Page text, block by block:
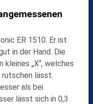
ER 1510. Er ist
in der Hand. Die
„X“, welches
rutschen lässt.
als bei
lässt sich in 0,3